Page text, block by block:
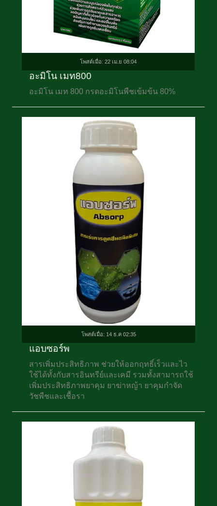
อะมิโน เมท800
อะมิโน เมท 800 กรดอะมิโนพืชเข้มข้น 80%
แอบซอร์พ
สารเพิ่มประสิทธิภาพ ช่วยให้ออกฤทธิ์เร็วและไว
ใช้ได้ทั้งกับสารอินทรีย์และเคมี รวมทั้งสามารถใช้
เพิ่มประสิทธิภาพยาคุม ยาฆ่าหญ้า ยาคุมกำจัด
วัชพืชและเชื้อรา